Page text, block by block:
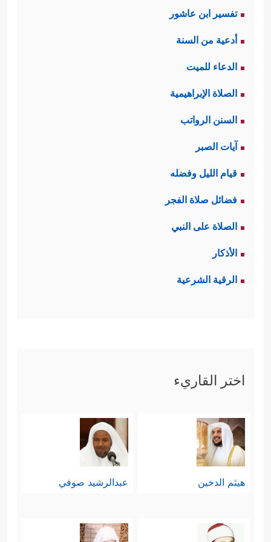
ثالثًا:إن هؤلاء المكذِّبين لا يكذِّبون رسول
الله
ﷺ
وهم الذين ينادونه الصادق الأمين، لكنَّه
الرفض لدعوة الحقِّ مع وضوحها وظهور
حجَّتها﴿قَدۡ نَعۡلَمُ إِنَّهُۥ لَیَحۡزُنُكَ ٱلَّذِی یَقُولُونَۖ فَإِنَّهُمۡ
لَا یُكَذِّبُونَكَ وَلَـٰكِنَّ ٱلظَّـٰلِمِینَ بِـَٔایَـٰتِ ٱللَّهِ یَجۡحَدُونَ﴾
أرضيَّةٍ ودنيويةٍ لا تمُتُّ بصلةٍ إلى البحث
والرغبة في المعرفة.
رابعًا: إن خسارة الإنسان لنفسه وتلوُّث
فطرته الآدميَّة هي التي تقُودُه إلى هذا
للمعرفة، وتطلُّعها للعالَم الأسمى، فإذا
عاش الإنسان حبيسًا في شهواته ورغباته
والنظر في ما وراء العالم المحسوس.
تفسير ابن عاشور
أدعية من السنة
الدعاء للميت
الصلاة الإبراهيمية
السنن الرواتب
آيات الصبر
قيام الليل وفضله
فضائل صلاة الفجر
الصلاة على النبي
الأذكار
الرقية الشرعية
اختر القاريء
هيثم الدخين عبدالرشيد صوفي